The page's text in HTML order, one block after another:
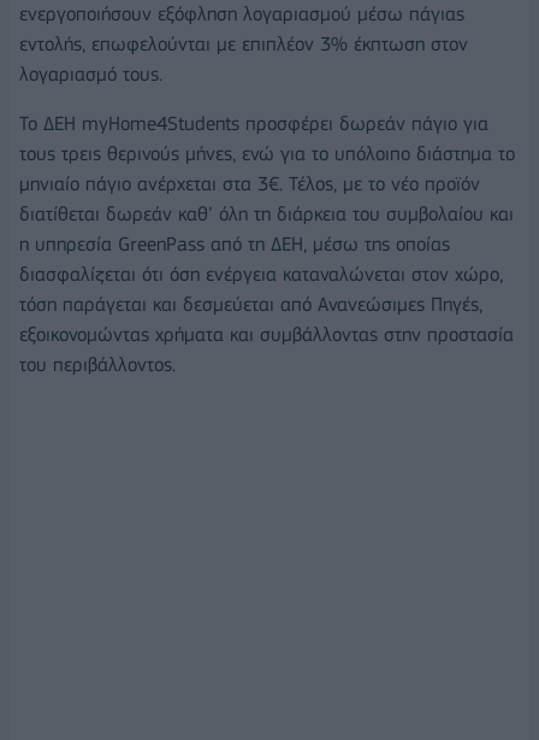
ενεργοποιήσουν εξόφληση λογαριασμού μέσω πάγιας
εντολής, επωφελούνται με επιπλέον 3% έκπτωση στον
λογαριασμό τους.
Το ΔΕΗ myHome4Students προσφέρει δωρεάν πάγιο για
τους τρεις θερινούς μήνες, ενώ για το υπόλοιπο διάστημα το
μηνιαίο πάγιο ανέρχεται στα 3€. Τέλος, με το νέο προϊόν
διατίθεται δωρεάν καθ’ όλη τη διάρκεια του συμβολαίου και
η υπηρεσία GreenPass από τη ΔΕΗ, μέσω της οποίας
διασφαλίζεται ότι όση ενέργεια καταναλώνεται στον χώρο,
τόση παράγεται και δεσμεύεται από Ανανεώσιμες Πηγές,
εξοικονομώντας χρήματα και συμβάλλοντας στην προστασία
του περιβάλλοντος.